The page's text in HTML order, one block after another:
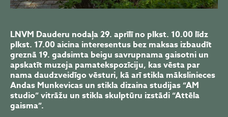
LNVM Dauderu nodaļa 29. aprīlī no plkst. 10.00 līdz
plkst. 17.00 aicina interesentus bez maksas izbaudīt
greznā 19. gadsimta beigu savrupnama gaisotni un
apskatīt muzeja pamatekspozīciju, kas vēsta par
nama daudzveidīgo vēsturi, kā arī stikla mākslinieces
Andas Munkevicas un stikla dizaina studijas “AM
studio” vitrāžu un stikla skulptūru izstādi “Attēla
gaisma”.